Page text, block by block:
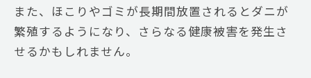
また、ほこりやゴミが長期間放置されるとダニが
繁殖するようになり、さらなる健康被害を発生さ
せるかもしれません。